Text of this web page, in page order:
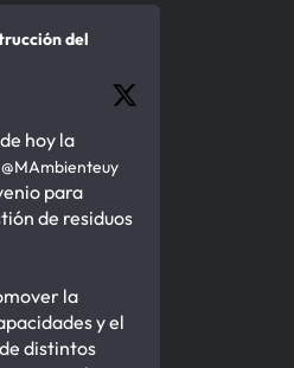
del
hoy la
@MAmbienteuy
para
de residuos
la
y el
distintos